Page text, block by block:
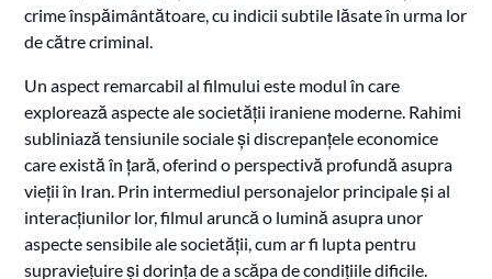
crime înspăimântătoare, cu indicii subtile lăsate în urma lor
de către criminal.
Un aspect remarcabil al filmului este modul în care
explorează aspecte ale societății iraniene moderne. Rahimi
subliniază tensiunile sociale și discrepanțele economice
care există în țară, oferind o perspectivă profundă asupra
vieții în Iran. Prin intermediul personajelor principale și al
interacțiunilor lor, filmul aruncă o lumină asupra unor
aspecte sensibile ale societății, cum ar fi lupta pentru
supraviețuire și dorința de a scăpa de condițiile dificile.